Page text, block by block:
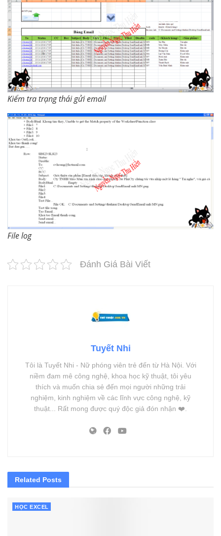
Kiểm tra trạng thái gửi email
File log
Đánh Giá Bài Viết
Tuyết Nhi
Tôi là Tuyết Nhi - Nữ phóng viên trẻ đến từ Hà Nội. Với
niềm đam mê công nghệ, khoa học kỹ thuật, tôi yêu
thích và muốn chia sẻ đến mọi người những trải
nghiệm, kinh nghiệm về các lĩnh vực công nghệ, kỹ
thuật... Rất mong được quý độc giả đón nhận ❤️.
Related Posts
HỌC EXCEL